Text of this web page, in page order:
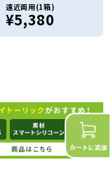
遠近両用(1箱)
¥5,380